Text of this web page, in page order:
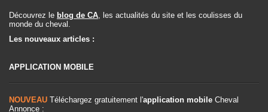
Découvrez le blog de CA, les actualités du site et les coulisses du
monde du cheval.
Les nouveaux articles :
APPLICATION MOBILE
NOUVEAU Téléchargez gratuitement l'application mobile Cheval
Annonce :